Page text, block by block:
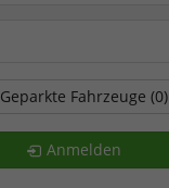
Geparkte Fahrzeuge (0)
Anmelden